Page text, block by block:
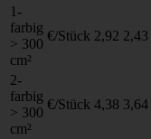
1-
farbig
> 300
cm²
€/Stück 2,92 2,43
2-
farbig
> 300
cm²
€/Stück 4,38 3,64